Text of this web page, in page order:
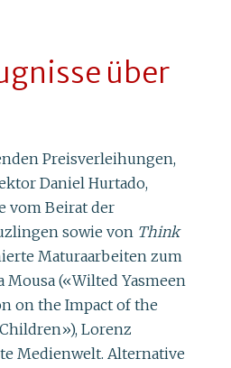
über
Preisverleihungen,
Daniel Hurtado,
vom Beirat der
sowie von Think
Maturaarbeiten zum
Mousa («Wilted Yasmeen
on the Impact of the
Lorenz
Medienwelt. Alternative